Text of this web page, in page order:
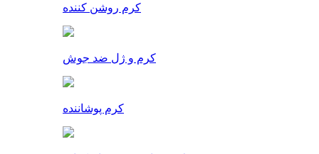
کرم روشن کننده
کرم و ژل ضد جوش
کرم پوشاننده